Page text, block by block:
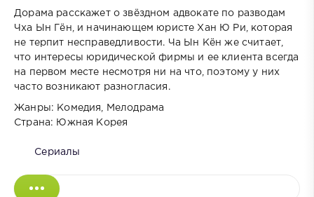
Дорама расскажет о звёздном адвокате по разводам
Чха Ын Гён, и начинающем юристе Хан Ю Ри, которая
не терпит несправедливости. Ча Ын Кён же считает,
что интересы юридической фирмы и ее клиента всегда
на первом месте несмотря ни на что, поэтому у них
часто возникают разногласия.
Жанры: Комедия, Мелодрама
Страна: Южная Корея
Сериалы